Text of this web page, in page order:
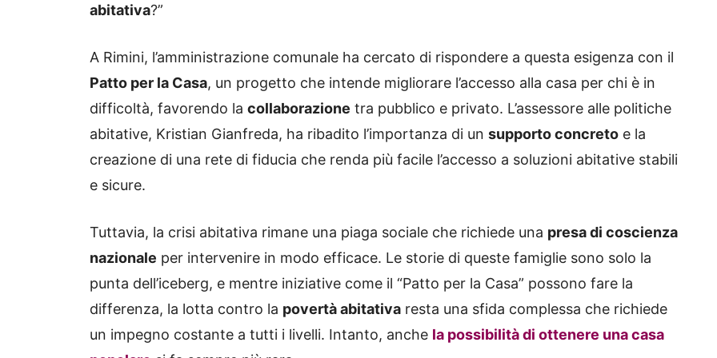
abitativa?”
A Rimini, l’amministrazione comunale ha cercato di rispondere a questa esigenza con il
Patto per la Casa, un progetto che intende migliorare l’accesso alla casa per chi è in
difficoltà, favorendo la collaborazione tra pubblico e privato. L’assessore alle politiche
abitative, Kristian Gianfreda, ha ribadito l’importanza di un supporto concreto e la
creazione di una rete di fiducia che renda più facile l’accesso a soluzioni abitative stabili
e sicure.
Tuttavia, la crisi abitativa rimane una piaga sociale che richiede una presa di coscienza
nazionale per intervenire in modo efficace. Le storie di queste famiglie sono solo la
punta dell’iceberg, e mentre iniziative come il “Patto per la Casa” possono fare la
differenza, la lotta contro la povertà abitativa resta una sfida complessa che richiede
un impegno costante a tutti i livelli. Intanto, anche la possibilità di ottenere una casa